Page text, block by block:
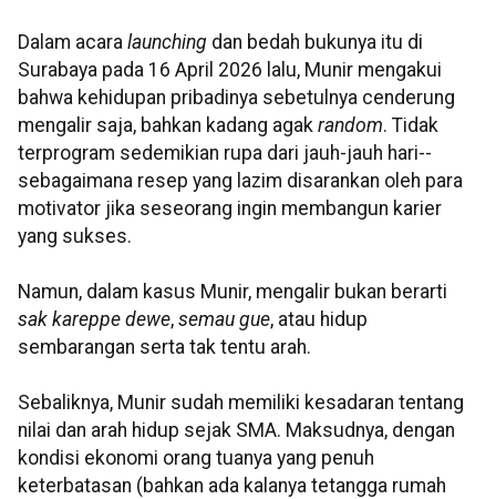
Dalam acara launching dan bedah bukunya itu di
Surabaya pada 16 April 2026 lalu, Munir mengakui
bahwa kehidupan pribadinya sebetulnya cenderung
mengalir saja, bahkan kadang agak random. Tidak
terprogram sedemikian rupa dari jauh-jauh hari--
sebagaimana resep yang lazim disarankan oleh para
motivator jika seseorang ingin membangun karier
yang sukses.
Namun, dalam kasus Munir, mengalir bukan berarti
sak kareppe dewe, semau gue, atau hidup
sembarangan serta tak tentu arah.
Sebaliknya, Munir sudah memiliki kesadaran tentang
nilai dan arah hidup sejak SMA. Maksudnya, dengan
kondisi ekonomi orang tuanya yang penuh
keterbatasan (bahkan ada kalanya tetangga rumah